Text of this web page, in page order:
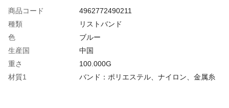
商品コード
4962772490211
種類
リストバンド
色
ブルー
生産国
中国
重さ
100.000G
材質1
バンド：ポリエステル、ナイロン、金属糸